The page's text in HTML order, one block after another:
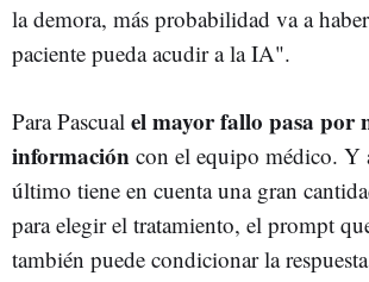
la demora, más probabilidad va a
paciente pueda acudir a la IA".
Para Pascual el mayor fallo pasa por
información con el equipo médico. Y
último tiene en cuenta una gran
para elegir el tratamiento, el prompt
también puede condicionar la